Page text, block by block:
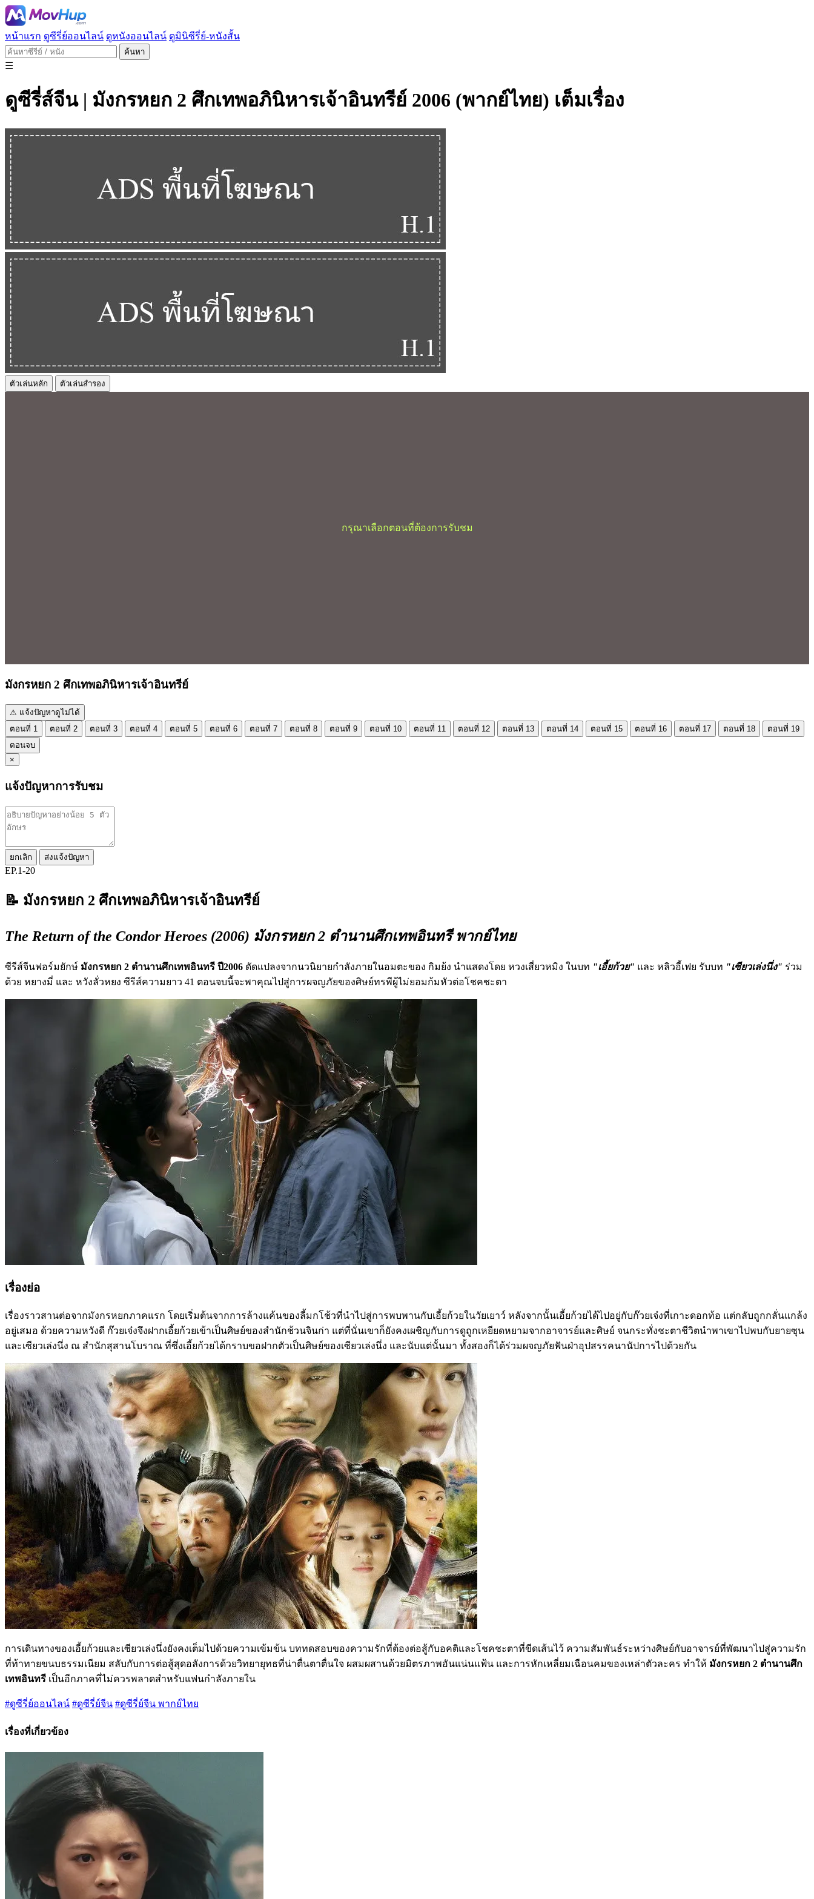
หน้าแรก ดูซีรี่ย์ออนไลน์ ดูหนังออนไลน์ ดูมินิซีรี่ย์-หนังสั้น
ค้นหา
☰
ดูซีรี่ส์จีน | มังกรหยก 2 ศึกเทพอภินิหารเจ้าอินทรีย์ 2006 (พากย์ไทย) เต็มเรื่อง
ตัวเล่นหลัก ตัวเล่นสำรอง
กรุณาเลือกตอนที่ต้องการรับชม
มังกรหยก 2 ศึกเทพอภินิหารเจ้าอินทรีย์
⚠ แจ้งปัญหาดูไม่ได้
ตอนที่ 1
ตอนที่ 2 ตอนที่ 3 ตอนที่ 4 ตอนที่ 5 ตอนที่ 6 ตอนที่ 7 ตอนที่ 8 ตอนที่ 9 ตอนที่ 10 ตอนที่ 11 ตอนที่ 12 ตอนที่ 13 ตอนที่ 14 ตอนที่ 15 ตอนที่ 16 ตอนที่ 17 ตอนที่ 18
ตอนที่ 19
ตอนจบ
×
แจ้งปัญหาการรับชม
ยกเลิก ส่งแจ้งปัญหา
EP.1-20
📝 มังกรหยก 2 ศึกเทพอภินิหารเจ้าอินทรีย์
The Return of the Condor Heroes (2006) มังกรหยก 2 ตำนานศึกเทพอินทรี พากย์ไทย
ซีรีส์จีนฟอร์มยักษ์ มังกรหยก 2 ตำนานศึกเทพอินทรี ปี2006 ดัดแปลงจากนวนิยายกำลังภายในอมตะของ กิมย้ง นำแสดงโดย หวงเสี่ยวหมิง ในบท "เอี้ยก้วย" และ หลิวอี้เฟย รับบท "เซียวเล่งนึ่ง" ร่วม
ด้วย หยางมี่ และ หวังลั่วหยง ซีรีส์ความยาว 41 ตอนจบนี้จะพาคุณไปสู่การผจญภัยของศิษย์ทรพีผู้ไม่ยอมก้มหัวต่อโชคชะตา
เรื่องย่อ
เรื่องราวสานต่อจากมังกรหยกภาคแรก โดยเริ่มต้นจากการล้างแค้นของลี้มกโช้วที่นำไปสู่การพบพานกับเอี้ยก้วยในวัยเยาว์ หลังจากนั้นเอี้ยก้วยได้ไปอยู่กับก๊วยเจ๋งที่เกาะดอกท้อ แต่กลับถูกกลั่นแกล้ง
อยู่เสมอ ด้วยความหวังดี ก๊วยเจ๋งจึงฝากเอี้ยก้วยเข้าเป็นศิษย์ของสำนักช้วนจินก่า แต่ที่นั่นเขาก็ยังคงเผชิญกับการดูถูกเหยียดหยามจากอาจารย์และศิษย์ จนกระทั่งชะตาชีวิตนำพาเขาไปพบกับยายซุน
และเซียวเล่งนึ่ง ณ สำนักสุสานโบราณ ที่ซึ่งเอี้ยก้วยได้กราบขอฝากตัวเป็นศิษย์ของเซียวเล่งนึ่ง และนับแต่นั้นมา ทั้งสองก็ได้ร่วมผจญภัยฟันฝ่าอุปสรรคนานัปการไปด้วยกัน
การเดินทางของเอี้ยก้วยและเซียวเล่งนึ่งยังคงเต็มไปด้วยความเข้มข้น บททดสอบของความรักที่ต้องต่อสู้กับอคติและโชคชะตาที่ขีดเส้นไว้ ความสัมพันธ์ระหว่างศิษย์กับอาจารย์ที่พัฒนาไปสู่ความรัก
ที่ท้าทายขนบธรรมเนียม สลับกับการต่อสู้สุดอลังการด้วยวิทยายุทธที่น่าตื่นตาตื่นใจ ผสมผสานด้วยมิตรภาพอันแน่นแฟ้น และการหักเหลี่ยมเฉือนคมของเหล่าตัวละคร ทำให้ มังกรหยก 2 ตำนานศึก
เทพอินทรี เป็นอีกภาคที่ไม่ควรพลาดสำหรับแฟนกำลังภายใน
#ดูซีรี่ย์ออนไลน์ #ดูซีรี่ย์จีน #ดูซีรี่ย์จีน พากย์ไทย
เรื่องที่เกี่ยวข้อง